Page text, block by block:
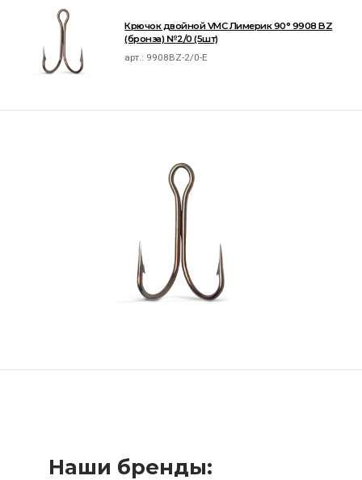
Крючок двойной VMC Лимерик 90° 9908 BZ
(бронза) №2/0 (5шт)
арт.: 9908BZ-2/0-E
Наши бренды: